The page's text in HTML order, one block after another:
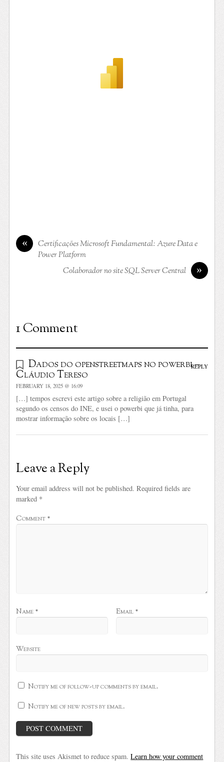
«
Certificações Microsoft Fundamental: Azure Data e
Power Platform
»
Colaborador no site SQL Server Central
1 Comment
Dados do openstreetmaps no powerbi –
Cláudio Tereso
FEBRUARY 18, 2025 @ 16:09
[…] tempos escrevi este artigo sobre a religião em Portugal
segundo os censos do INE, e usei o powerbi que já tinha, para
mostrar informação sobre os locais […]
REPLY
Leave a Reply
Your email address will not be published. Required fields are
marked *
Comment *
Name * Email *
Website
Notify me of follow-up comments by email.
Notify me of new posts by email.
This site uses Akismet to reduce spam.Learn how your comment